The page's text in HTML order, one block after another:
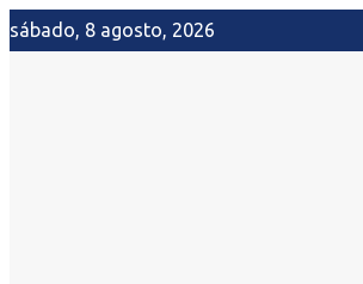
sábado, 8 agosto, 2026